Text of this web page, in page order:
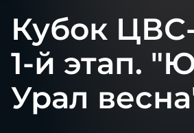
МАСТЕРСКАЯ
ЗАЛ СЛАВЫ
О НАС
Кубок
1-й этап.
Урал